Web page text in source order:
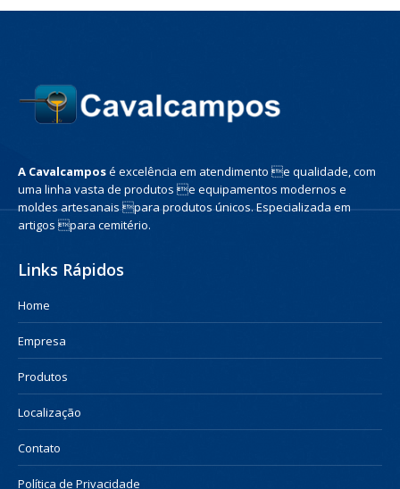
A Cavalcamposé excelência em atendimento e qualidade, com
uma linha vasta de produtos e equipamentos modernos e
moldes artesanais para produtos únicos. Especializada em
artigos para cemitério.
Links Rápidos
Home
Empresa
Produtos
Localização
Contato
Política de Privacidade